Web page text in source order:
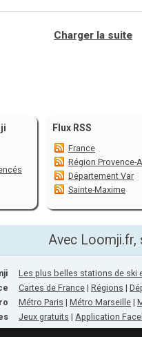
Charger la suite
Flux RSS
France
Région Provence-
Département Var
Sainte-Maxime
Avec Loomji.fr,
Les plus belles stations de ski
Cartes de France | Régions |
Métro Paris | Métro Marseille |
Jeux gratuits | Application